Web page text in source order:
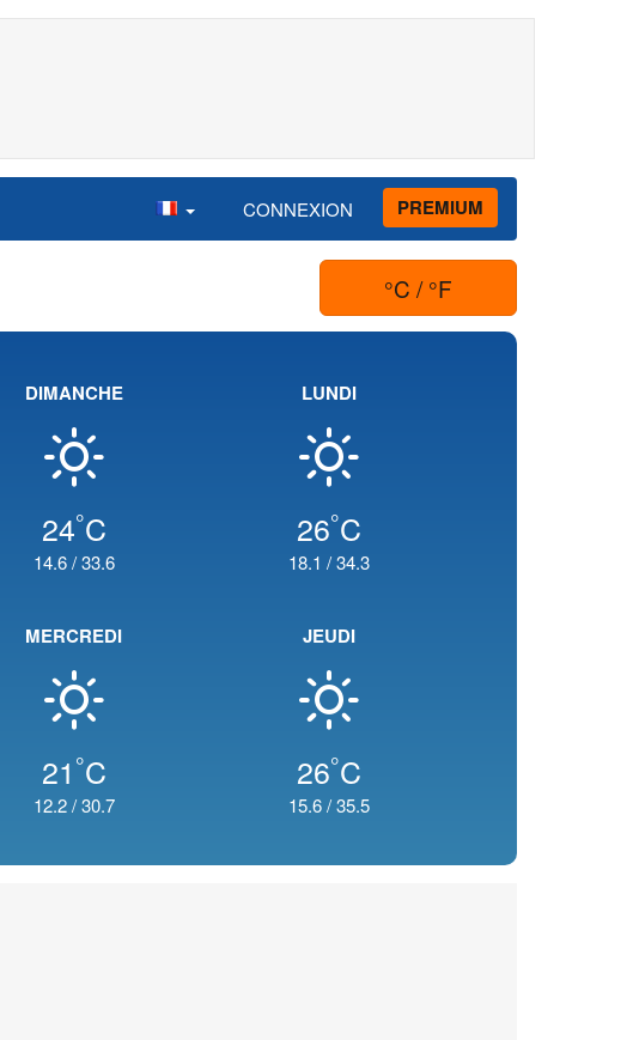
CONNEXION PREMIUM
°C / °F
DIMANCHE
24°C
14.6/33.6
LUNDI
26°C
18.1 /34.3
MERCREDI
21 °C
12.2/30.7
JEUDI
26°C
15.6/35.5